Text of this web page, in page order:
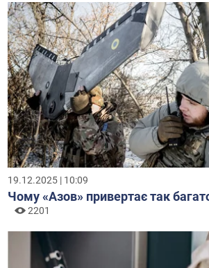
19.12.2025 | 10:09
Чому «Азов» привертає так
2201